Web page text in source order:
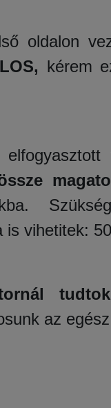
oldalon
kérem
is vihetitek:
az